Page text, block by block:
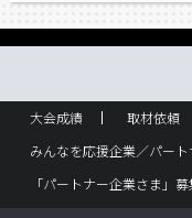
大会成績 取材依頼
みんなを応援企業／パート
「パートナー企業さま」